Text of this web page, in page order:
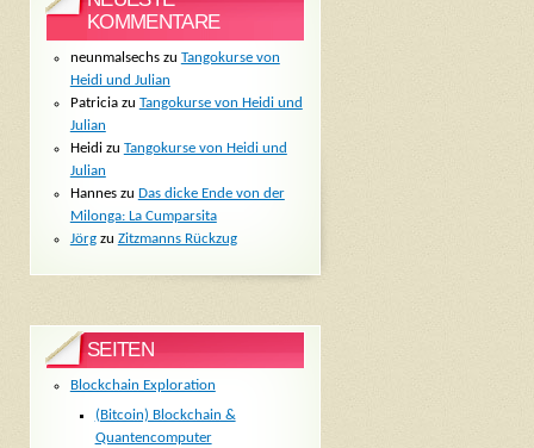
KOMMENTARE
neunmalsechszu Tangokurse von
Heidi und Julian
Patriciazu Tangokurse von Heidi und
Julian
Heidizu Tangokurse von Heidi und
Julian
Hanneszu Das dicke Ende von der
Milonga: La Cumparsita
Jörgzu Zitzmanns Rückzug
SEITEN
Blockchain Exploration
(Bitcoin) Blockchain &
Quantencomputer